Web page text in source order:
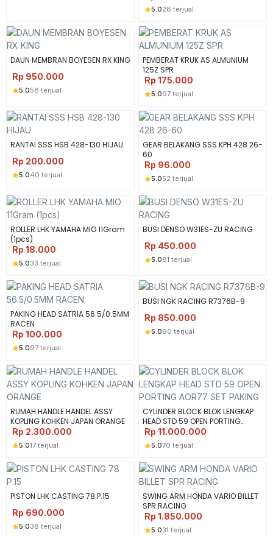
5.028 terjual
DAUN MEMBRAN BOYESEN RX KING
Rp 950.000
5.058 terjual
PEMBERAT KRUK AS ALMUNIUM
125Z SPR
Rp 175.000
5.097 terjual
RANTAI SSS HSB 428-130 HIJAU
Rp 200.000
5.040 terjual
GEAR BELAKANG SSS KPH 428 26-
60
Rp 96.000
5.052 terjual
ROLLER LHK YAMAHA MIO 11Gram
(1pcs)
Rp 18.000
5.033 terjual
BUSI DENSO W31ES-ZU RACING
Rp 450.000
5.081 terjual
PAKING HEAD SATRIA 56.5/0.5MM
RACEN
Rp 100.000
5.097 terjual
BUSI NGK RACING R7376B-9
Rp 850.000
5.090 terjual
RUMAH HANDLE HANDEL ASSY
KOPLING KOHKEN JAPAN ORANGE
Rp 2.300.000
5.017 terjual
CYLINDER BLOCK BLOK LENGKAP
HEAD STD 59 OPEN PORTING
AOR77 SET PAKING
Rp 11.000.000
5.070 terjual
PISTON LHK CASTING 78 P.15
Rp 690.000
5.038 terjual
SWING ARM HONDA VARIO BILLET
SPR RACING
Rp 1.850.000
5.031 terjual